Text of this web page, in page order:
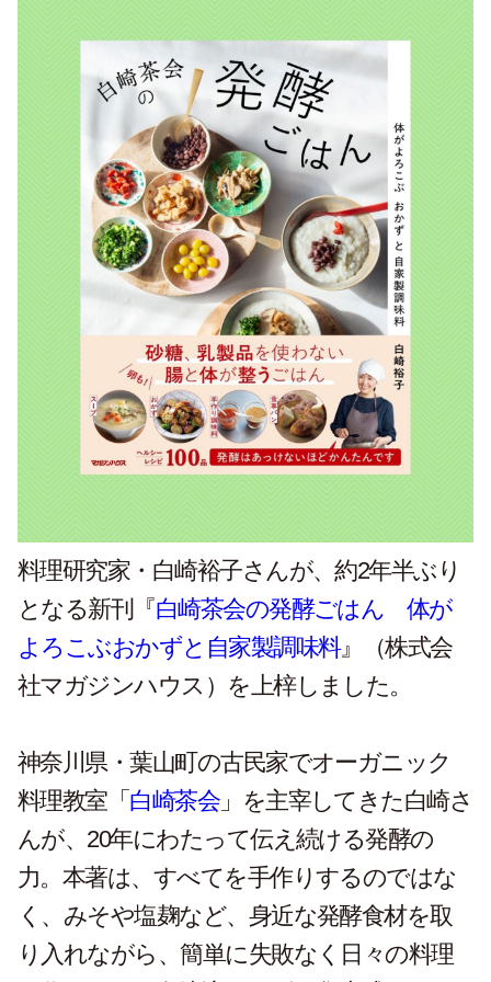
料理研究家・白崎裕子さんが、約2年半ぶり
となる新刊『白崎茶会の発酵ごはん 体が
よろこぶおかずと自家製調味料』（株式会
社マガジンハウス）を上梓しました。
神奈川県・葉山町の古民家でオーガニック
料理教室「 白崎茶会」を主宰してきた白崎さ
んが、20年にわたって伝え続ける発酵の
力。本著は、すべてを手作りするのではな
く、みそや塩麹など、身近な発酵食材を取
り入れながら、簡単に失敗なく日々の料理